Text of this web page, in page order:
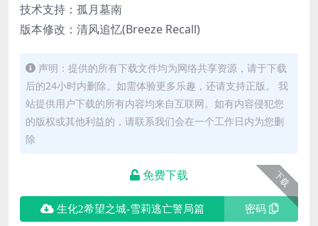
技术支持：孤月墓南
版本修改：清风追忆(Breeze Recall)
声明：提供的所有下载文件均为网络共享资源，请于下载
后的24小时内删除。如需体验更多乐趣，还请支持正版。 我
站提供用户下载的所有内容均来自互联网。如有内容侵犯您
的版权或其他利益的，请联系我们会在一个工作日内为您删
除
下载
免费下载
生化2希望之城-雪莉逃亡警局篇 密码